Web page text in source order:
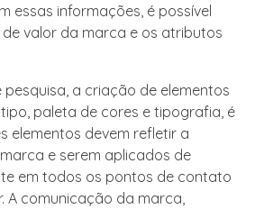
essas informações, é possível
valor da marca e os atributos
a criação de elementos
paleta de cores e tipografia, é
elementos devem refletir a
e serem aplicados de
em todos os pontos de contato
A comunicação da marca,